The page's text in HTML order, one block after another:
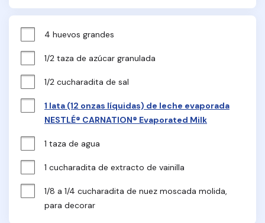
4 huevos grandes
1/2 taza de azúcar granulada
1/2 cucharadita de sal
1 lata (12 onzas líquidas) de leche evaporada
NESTLÉ® CARNATION® Evaporated Milk
1 taza de agua
1 cucharadita de extracto de vainilla
1/8 a 1/4 cucharadita de nuez moscada molida,
para decorar